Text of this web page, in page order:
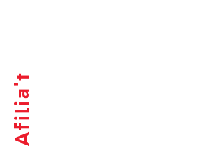
Afilia't